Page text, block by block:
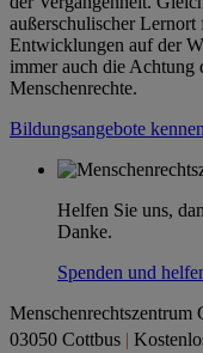
außerschulischer
Entwicklungen auf der
immer auch die Achtung
Menschenrechte.
Bildungsangebote
Helfen Sie uns,
Danke.
Spenden und
Menschenrechtszentrum
03050 Cottbus |